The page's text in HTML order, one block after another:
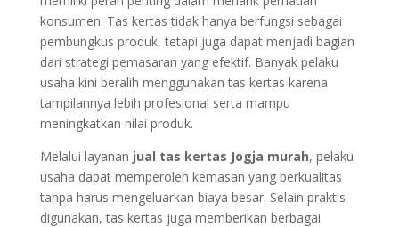
konsumen. Tas kertas tidak hanya berfungsi sebagai
pembungkus produk, tetapi juga dapat menjadi bagian
dari strategi pemasaran yang efektif. Banyak pelaku
usaha kini beralih menggunakan tas kertas karena
tampilannya lebih profesional serta mampu
meningkatkan nilai produk.
Melalui layanan jual tas kertas Jogja murah, pelaku
usaha dapat memperoleh kemasan yang berkualitas
tanpa harus mengeluarkan biaya besar. Selain praktis
digunakan, tas kertas juga memberikan berbagai